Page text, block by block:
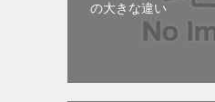
の大きな違い